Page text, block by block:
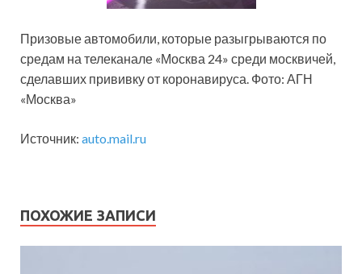
Призовые автомобили, которые разыгрываются по
средам на телеканале «Москва 24» среди москвичей,
сделавших прививку от коронавируса. Фото: АГН
«Москва»
Источник: auto.mail.ru
ПОХОЖИЕ ЗАПИСИ